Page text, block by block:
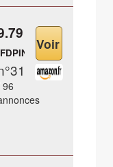
€
FDPIN
96